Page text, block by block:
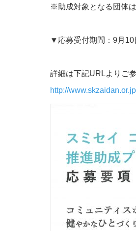
※助成対象となる団体
▼応募受付期間：9月
詳細は下記URLよりご
http://